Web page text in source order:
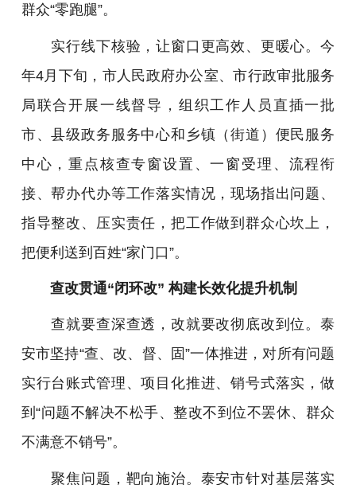
群众“零跑腿”。
实行线下核验，让窗口更高效、更暖心。今
年4月下旬，市人民政府办公室、市行政审批服务
局联合开展一线督导，组织工作人员直插一批
市、县级政务服务中心和乡镇（街道）便民服务
中心，重点核查专窗设置、一窗受理、流程衔
接、帮办代办等工作落实情况，现场指出问题、
指导整改、压实责任，把工作做到群众心坎上，
把便利送到百姓“家门口”。
查改贯通“闭环改” 构建长效化提升机制
查就要查深查透，改就要改彻底改到位。泰
安市坚持“查、改、督、固”一体推进，对所有问题
实行台账式管理、项目化推进、销号式落实，做
到“问题不解决不松手、整改不到位不罢休、群众
不满意不销号”。
聚焦问题，靶向施治。泰安市针对基层落实